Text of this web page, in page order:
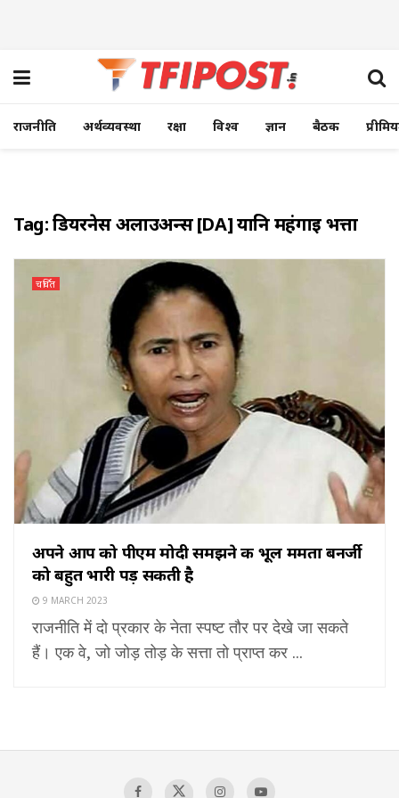
राजनीति अर्थव्यवस्था रक्षा विश्व ज्ञान बैठक
Tag:डियरनेस अलाउअन्स [DA] यानि महंगाई भत्ता
चर्चित
अपने आप को पीएम मोदी समझने की भूल ममता बनर्जी
को बहुत भारी पड़ सकती है
9 MARCH 2023
राजनीति में दो प्रकार के नेता स्पष्ट तौर पर देखे जा सकते
हैं। एक वे, जो जोड़ तोड़ के सत्ता तो प्राप्त कर ...